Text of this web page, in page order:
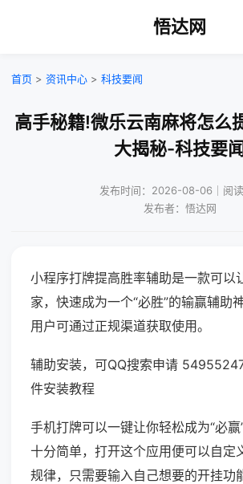
悟达网
首页 > 资讯中心 > 科技要闻
高手秘籍!微乐云南麻将怎么
大揭秘-科技要闻
发布时间：2026-08-06｜阅
发布者：悟达网
小程序打牌提高胜率辅助是一款可以
家，快速成为一个“必胜”的输赢辅助
用户可通过正规渠道获取使用。
辅助安装，可QQ搜索申请
件安装教程
手机打牌可以一键让你轻松成为“必
十分简单，打开这个应用便可以自定
规律，只需要输入自己想要的开挂功